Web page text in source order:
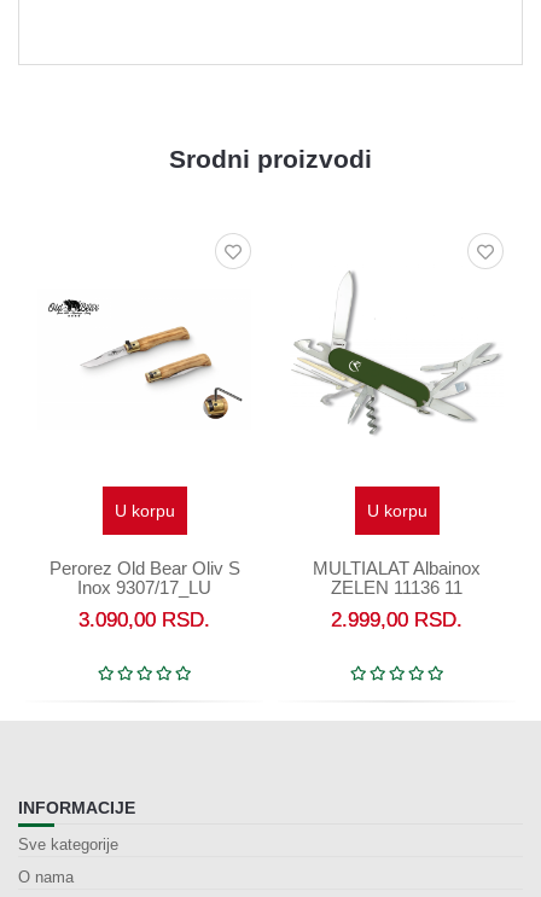
Srodni proizvodi
U korpu
Perorez Old Bear Oliv S
Inox 9307/17_LU
3.090,00 RSD.
U korpu
MULTIALAT Albainox
ZELEN 11136 11
2.999,00 RSD.
INFORMACIJE
Sve kategorije
O nama